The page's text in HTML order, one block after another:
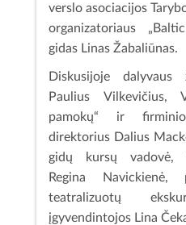
verslo asociacijos
organizatoriaus
gidas Linas Žabaliūnas.
Diskusijoje dalyvaus
Paulius Vilkevičius,
pamokų“ ir
direktorius Dalius
gidų kursų vadovė,
Regina Navickienė,
teatralizuotų
įgyvendintojos Lina